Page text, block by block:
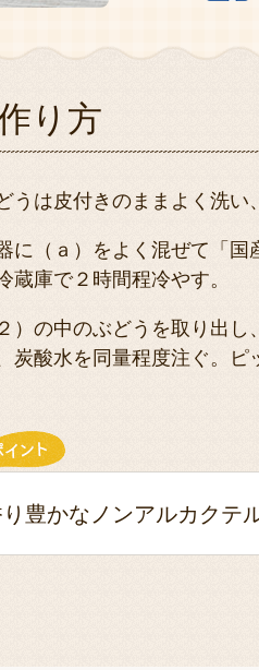
り方
うは皮付きのままよく洗い
に（ａ）をよく混ぜて「国
蔵庫で２時間程冷やす。
２）の中のぶどうを取り出
炭酸水を同量程度注ぐ。ピ
豊かなノンアルカクテ